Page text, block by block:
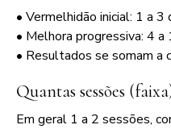
• Vermelhidão inicial: 1 a 3
• Melhora progressiva: 4 a
• Resultados se somam a
Quantas sessões
Em geral 1 a 2 sessões,